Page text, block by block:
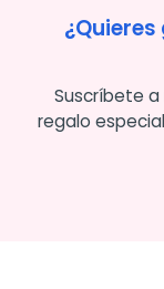
Suscríbete
regalo